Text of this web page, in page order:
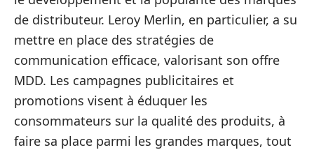
de distributeur. Leroy Merlin, en particulier, a su
mettre en place des stratégies de
communication efficace, valorisant son offre
MDD. Les campagnes publicitaires et
promotions visent à éduquer les
consommateurs sur la qualité des produits, à
faire sa place parmi les grandes marques, tout